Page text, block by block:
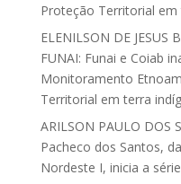
Proteção Territorial
ELENILSON DE JESUS
FUNAI: Funai e Coiab
Monitoramento
Territorial em terra
ARILSON PAULO DOS
Pacheco dos Santos,
Nordeste I, inicia a